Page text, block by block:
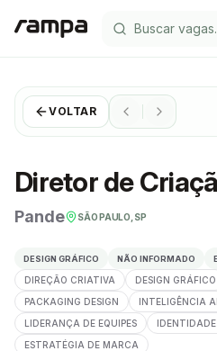
VOLTAR
Diretor de
Pande SÃO PAULO, SP
DESIGN GRÁFICO NÃO INFORMADO
DIREÇÃO CRIATIVA DESIGN GRÁFICO
PACKAGING DESIGN
INTELIGÊNCIA
LIDERANÇA DE EQUIPES
IDENTIDADE
ESTRATÉGIA DE MARCA